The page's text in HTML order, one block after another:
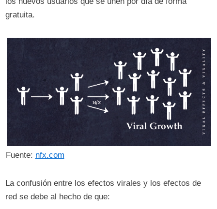
gratuita.
Fuente: nfx.com
La confusión entre los efectos virales y los efectos de
red se debe al hecho de que: